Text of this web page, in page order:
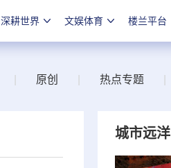
深耕世界 文娱体育 楼兰平台
原创 热点专题
城市远洋